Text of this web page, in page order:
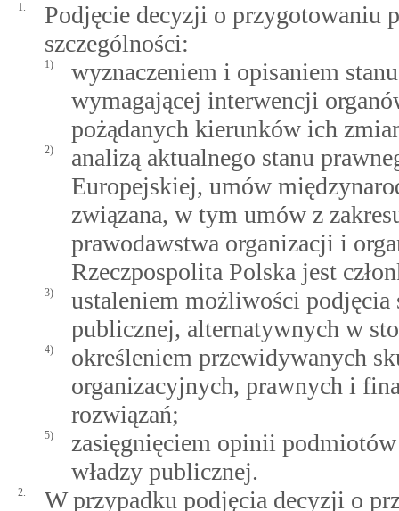
1.
Podjęcie decyzji o przygotowaniu
szczególności:
1)
wyznaczeniem i opisaniem
wymagającej interwencji
pożądanych kierunków ich
2)
analizą aktualnego stanu
Europejskiej, umów
związana, w tym umów z
prawodawstwa organizacji i
Rzeczpospolita Polska jest
3)
ustaleniem możliwości
publicznej, alternatywnych w
4)
określeniem przewidywanych
organizacyjnych, prawnych i
rozwiązań;
5)
zasięgnięciem opinii
władzy publicznej.
2.
W przypadku podjęcia decyzji o